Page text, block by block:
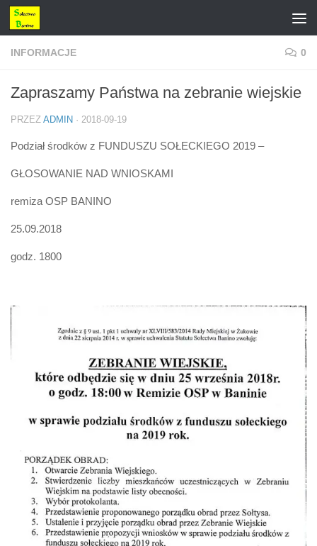
Przejdź do treści
INFORMACJE 0
Zapraszamy Państwa na zebranie wiejskie
PRZEZ ADMIN · 2018-09-19
Podział środków z FUNDUSZU SOŁECKIEGO 2019 –
GŁOSOWANIE NAD WNIOSKAMI
remiza OSP BANINO
25.09.2018
godz. 1800